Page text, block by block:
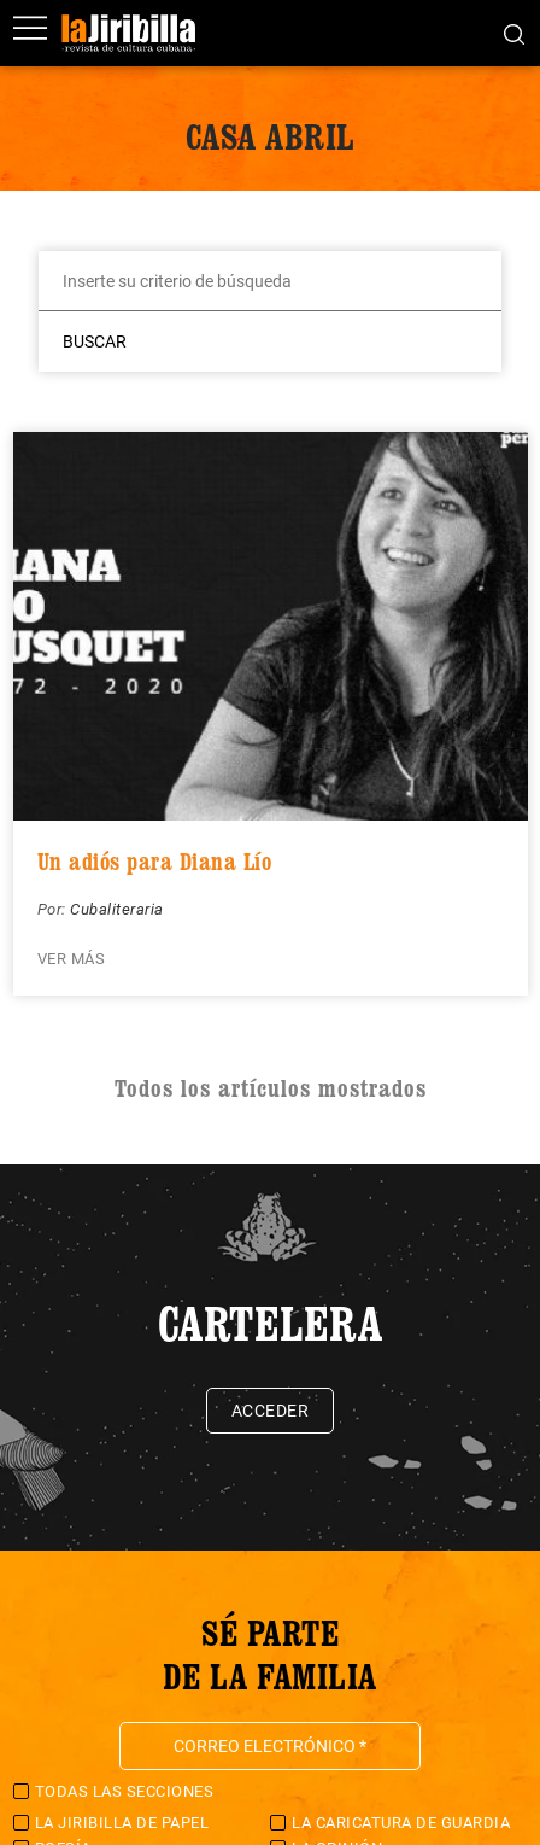
CASA ABRIL
BUSCAR
Un adiós para Diana Lío
Por: Cubaliteraria
VER MÁS
Todos los artículos mostrados
CARTELERA
ACCEDER
SÉ PARTE
DE LA FAMILIA
TODAS LAS SECCIONES
LA JIRIBILLA DE PAPEL
LA CARICATURA DE GUARDIA